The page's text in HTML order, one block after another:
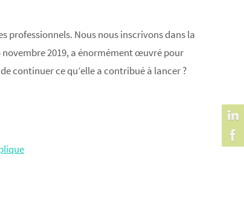
professionnels. Nous nous inscrivons dans la
2019, a énormément œuvré pour
continuer ce qu’elle a contribué à lancer ?